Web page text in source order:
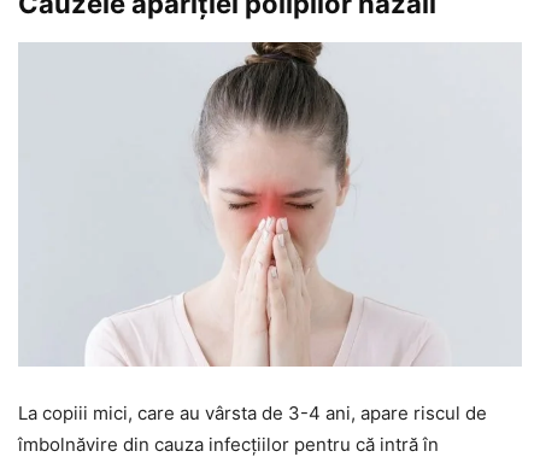
La copiii mici, care au vârsta de 3-4 ani, apare riscul de
îmbolnăvire din cauza infecțiilor pentru că intră în